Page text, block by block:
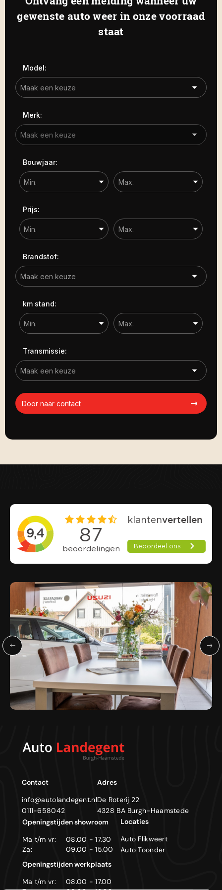
Haamstede
De Roterij 22 4328 BA Burgh-
Haamstede
Carrosserie
-
-
Bouwjaar
Sorteren op
gewenste auto weer in onze voorraad
staat
Model:
Merk:
Bouwjaar:
Prijs:
Brandstof:
km stand:
Transmissie:
Door naar contact
Contact
info@autolandegent.nl
0111-658042
Adres
De Roterij 22
4328 BA Burgh-Haamstede
Openingstijden showroom
Ma t/m vr:
08.00 - 17.30
Za:
09.00 - 15.00
Openingstijden werkplaats
Ma t/m vr:
08.00 - 17.00
Locaties
Auto Flikweert
Auto Toonder